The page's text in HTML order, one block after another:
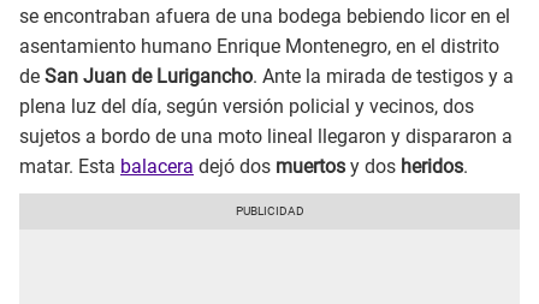
se encontraban afuera de una bodega bebiendo licor en el
asentamiento humano Enrique Montenegro, en el distrito
de San Juan de Lurigancho. Ante la mirada de testigos y a
plena luz del día, según versión policial y vecinos, dos
sujetos a bordo de una moto lineal llegaron y dispararon a
matar. Esta balacera dejó dos muertos y dos heridos.